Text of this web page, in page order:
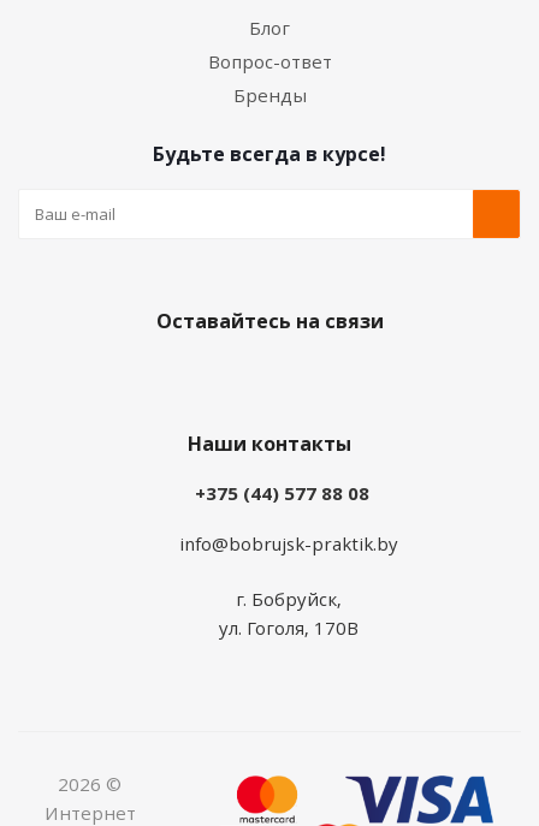
Блог
Вопрос-ответ
Бренды
Будьте всегда в курсе!
Оставайтесь на связи
Наши контакты
+375 (44) 577 88 08
info@bobrujsk-praktik.by
г. Бобруйск,
ул. Гоголя, 170В
2026 ©
Интернет